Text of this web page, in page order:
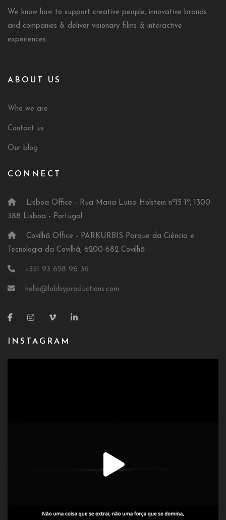
We know how to support creative people, innovative brands
and companies & deliver visionary films & interactive
experiences.
ABOUT US
Who we are
Contact us
Our blog
CONNECT
Lisboa Office - Rua Maria Luísa Holstein nº15 1º, 1300-
388 Lisboa - Portugal
Covilhã Office - PARKURBIS Parque da Ciência e
Tecnologia da Covilhã, 6200-682 Covilhã
+351 93 628 96 36
hello@lobbyproductions.com
INSTAGRAM